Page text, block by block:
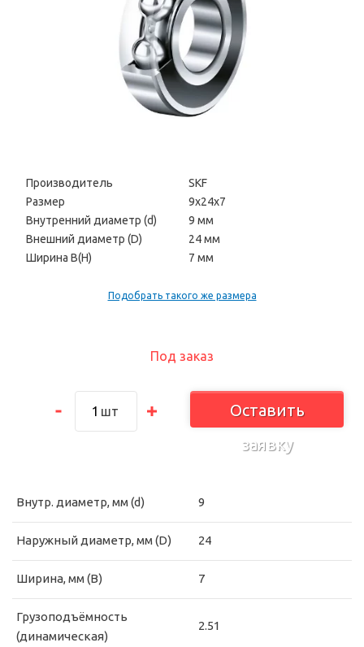
Под заказ
шт
Оставить
заявку
Производитель
SKF
Размер
9х24х7
Внутренний диаметр (d)
9 мм
Внешний диаметр (D)
24 мм
Ширина В(H)
7 мм
Подобрать такого же размера
Внутр. диаметр, мм (d) 9
Наружный диаметр, мм (D) 24
Ширина, мм (B) 7
Грузоподъёмность
(динамическая)
2.51